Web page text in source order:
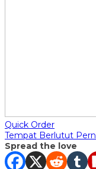
Quick Order
Tempat Berlutut
Spread the love